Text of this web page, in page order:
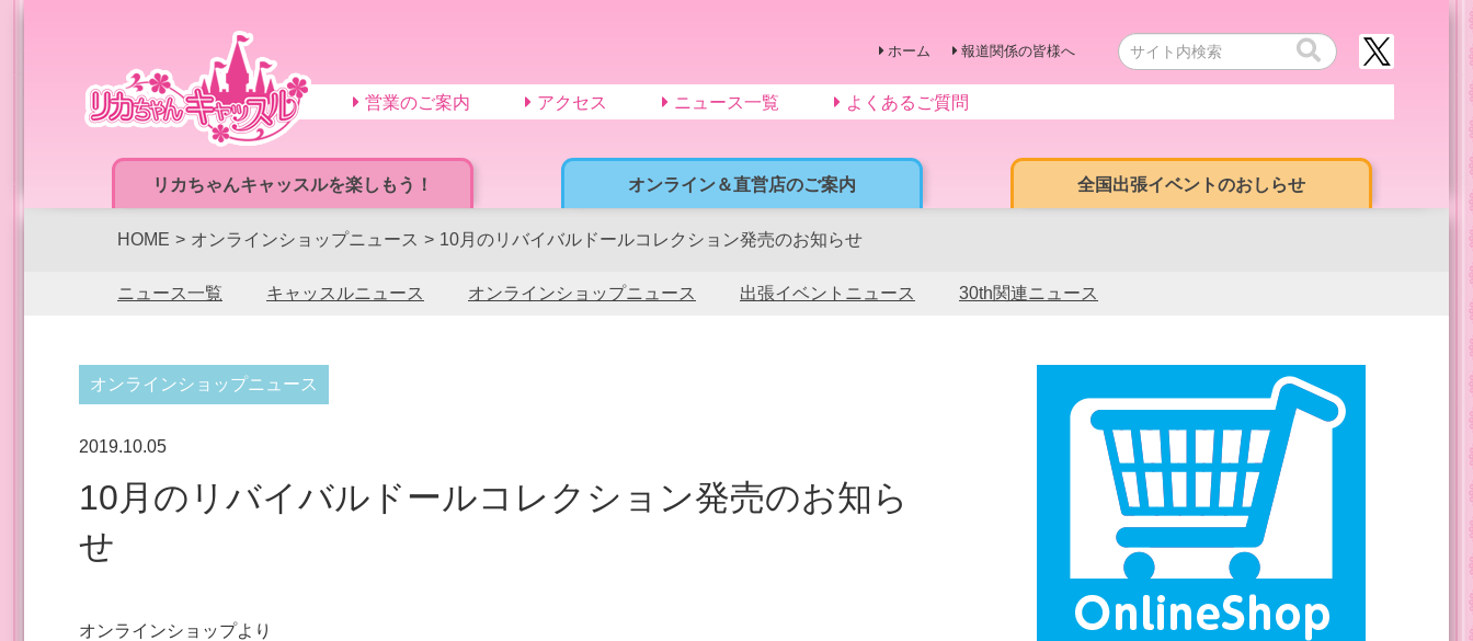
リカちゃんキャッスルを楽しもう！ オンライン＆直営店のご案内 全国出張イベントのおしらせ
ホーム 報道関係の皆様へ
営業のご案内 アクセス ニュース一覧 よくあるご質問
HOME オンラインショップニュース 10月のリバイバルドールコレクション発売のお知らせ
ニュース一覧 キャッスルニュース オンラインショップニュース 出張イベントニュース 30th関連ニュース
オンラインショップニュース
2019.10.05
10月のリバイバルドールコレクション発売のお知ら
せ
オンラインショップより